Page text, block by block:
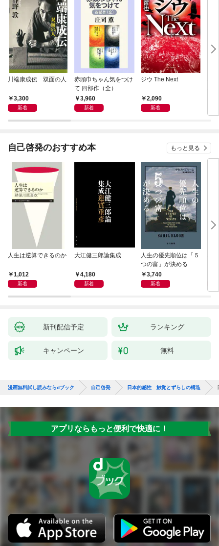
川端康成伝 双面の人
3,300
新着
赤頭巾ちゃん気をつけ
て 四部作（全）
3,960
新着
ジウ The Next
2,090
新着
極
島
自己啓発のおすすめ本 もっと見る
人生は逆算できるのか
1,012
新着
大江健三郎論集成
4,180
新着
人生の優先順位は「５
つの富」が決める
3,740
新着
極
新刊配信予定 ランキング
キャンペーン 無料
漫画無料試し読みならdブック 自己啓発 日本的感性 触覚とずらしの構造
アプリならもっと便利で快適に！